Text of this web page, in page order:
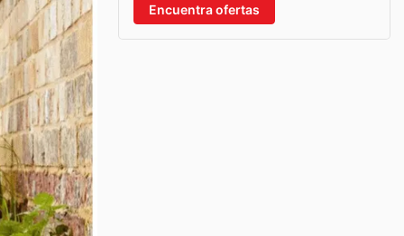
Encuentra ofertas